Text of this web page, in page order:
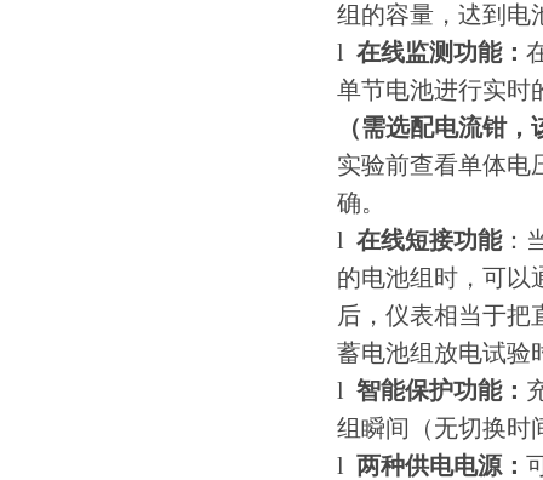
组的容量，迖到电
l 在线监测功能：
单节电池进行实时
（需选配电流钳
实验前查看单体电
确。
l 在线短接功能：
的电池组时，可以
后，仪表相当于把
蓄电池组放电试验
l 智能保护功能：
组瞬间（无切换时
l 两种供电电源：